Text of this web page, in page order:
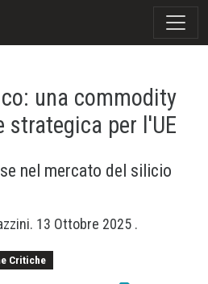
una commodity
per l'UE
nel mercato del silicio
. 13 Ottobre 2025 .
Critiche